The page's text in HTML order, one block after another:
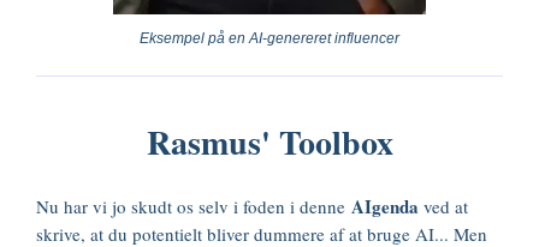
Eksempel på en AI-genereret influencer
Rasmus' Toolbox
Nu har vi jo skudt os selv i foden i denne AIgenda ved at
skrive, at du potentielt bliver dummere af at bruge AI... Men